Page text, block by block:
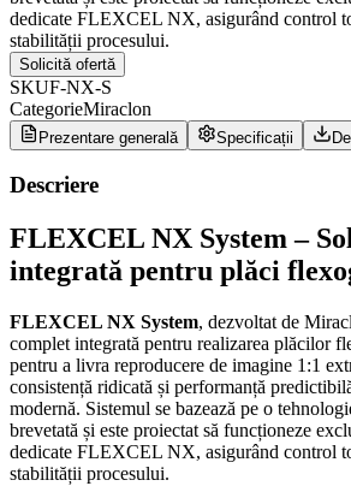
dedicate FLEXCEL NX, asigurând control
stabilității procesului.
Solicită ofertă
SKUF-NX-S
CategorieMiraclon
Prezentare generală Specificații
Descriere
FLEXCEL NX System –
integrată pentru plăci
FLEXCEL NX System, dezvoltat de
complet integrată pentru realizarea plăcilor
pentru a livra reproducere de imagine 1:1
consistență ridicată și performanță
modernă. Sistemul se bazează pe o
brevetată și este proiectat să funcționeze
dedicate FLEXCEL NX, asigurând control
stabilității procesului.